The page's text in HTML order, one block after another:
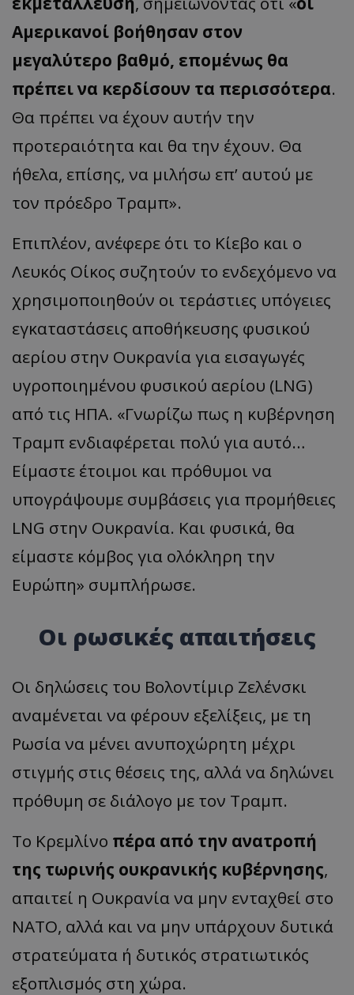
Αμερικανοί βοήθησαν στον
μεγαλύτερο βαθμό, επομένως θα
πρέπει να κερδίσουν τα περισσότερα.
Θα πρέπει να έχουν αυτήν την
προτεραιότητα και θα την έχουν. Θα
ήθελα, επίσης, να μιλήσω επ’ αυτού με
τον πρόεδρο Τραμπ».
Επιπλέον, ανέφερε ότι το Κίεβο και ο
Λευκός Οίκος συζητούν το ενδεχόμενο να
χρησιμοποιηθούν οι τεράστιες υπόγειες
εγκαταστάσεις αποθήκευσης φυσικού
αερίου στην Ουκρανία για εισαγωγές
υγροποιημένου φυσικού αερίου (LNG)
από τις ΗΠΑ. «Γνωρίζω πως η κυβέρνηση
Τραμπ ενδιαφέρεται πολύ για αυτό…
Είμαστε έτοιμοι και πρόθυμοι να
υπογράψουμε συμβάσεις για προμήθειες
LNG στην Ουκρανία. Και φυσικά, θα
είμαστε κόμβος για ολόκληρη την
Ευρώπη» συμπλήρωσε.
Οι ρωσικές απαιτήσεις
Οι δηλώσεις του Βολοντίμιρ Ζελένσκι
αναμένεται να φέρουν εξελίξεις, με τη
Ρωσία να μένει ανυποχώρητη μέχρι
στιγμής στις θέσεις της, αλλά να δηλώνει
πρόθυμη σε διάλογο με τον Τραμπ.
Το Κρεμλίνο πέρα από την ανατροπή
της τωρινής ουκρανικής κυβέρνησης,
απαιτεί η Ουκρανία να μην ενταχθεί στο
ΝΑΤΟ, αλλά και να μην υπάρχουν δυτικά
στρατεύματα ή δυτικός στρατιωτικός
εξοπλισμός στη χώρα.